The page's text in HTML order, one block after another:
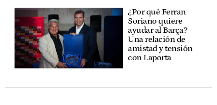
¿Por qué Ferran
Soriano quiere
ayudar al Barça?
Una relación de
amistad y tensión
con Laporta